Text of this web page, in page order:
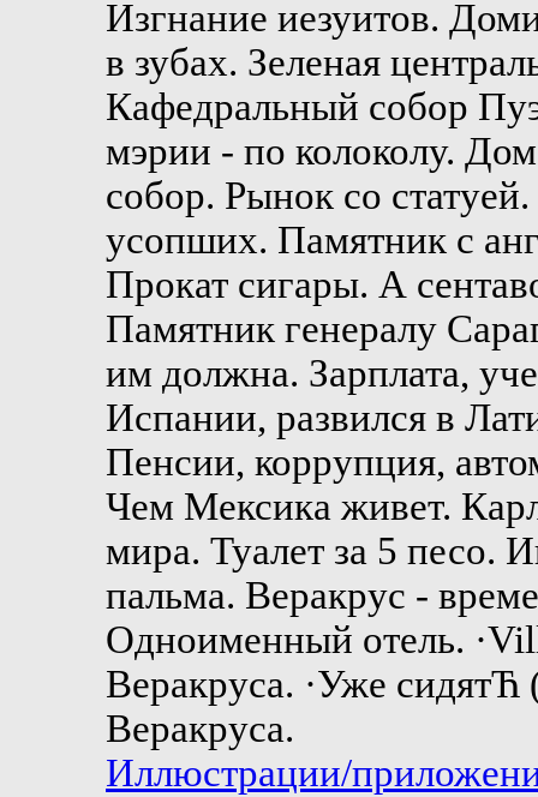
Изгнание иезуитов.
в зубах. Зеленая
Кафедральный собор
мэрии - по колоколу.
собор. Рынок со
усопших. Памятник с
Прокат сигары. А
Памятник генералу
им должна. Зарплата,
Испании, развился в
Пенсии, коррупция,
Чем Мексика живет.
мира. Туалет за 5 песо.
пальма. Веракрус -
Одноименный отель.
Веракруса. ·Уже
Веракруса.
Иллюстрации/